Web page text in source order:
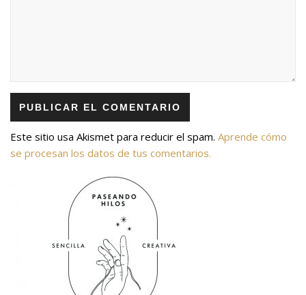
Este sitio usa Akismet para reducir el spam. Aprende cómo
se procesan los datos de tus comentarios.